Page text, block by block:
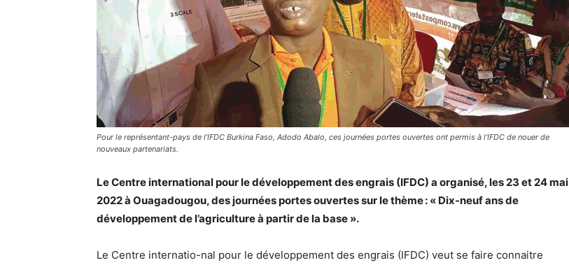
Pour le représentant-pays de l’IFDC Burkina Faso, Adodo Abalo, ces journées portes ouvertes ont permis à l’IFDC de nouer de
nouveaux partenariats.
Le Centre international pour le développement des engrais (IFDC) a organisé, les 23 et 24 mai
2022 à Ouagadougou, des journées portes ouvertes sur le thème : « Dix-neuf ans de
développement de l’agriculture à partir de la base ».
Le Centre internatio-nal pour le développement des engrais (IFDC) veut se faire connaitre